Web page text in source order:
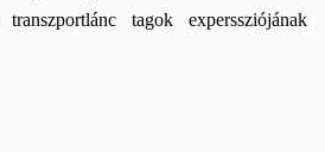
tagok experssziójának